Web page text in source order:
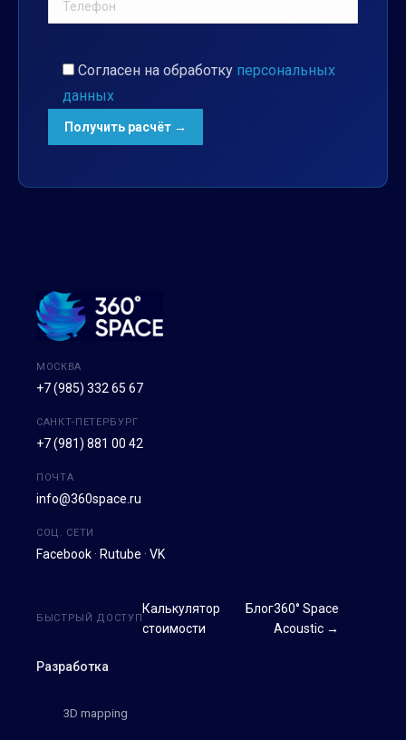
Согласен на обработку персональных
данных
МОСКВА
+7 (985) 332 65 67
САНКТ-ПЕТЕРБУРГ
+7 (981) 881 00 42
ПОЧТА
info@360space.ru
СОЦ. СЕТИ
Facebook · Rutube · VK
Разработка
3D mapping
БЫСТРЫЙ ДОСТУП
Калькулятор
стоимости
Блог360° Space
Acoustic →